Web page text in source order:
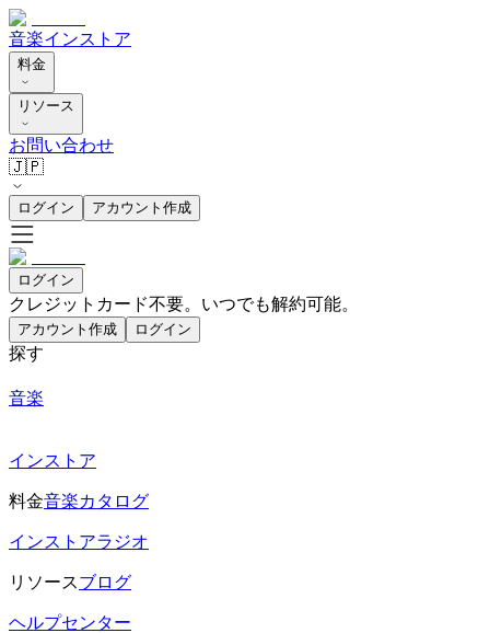
音楽インストア
料金
リソース
お問い合わせ
🇯🇵
ログイン アカウント作成
ログイン
クレジットカード不要。いつでも解約可能。
アカウント作成 ログイン
探す
音楽
インストア
料金音楽カタログ
インストアラジオ
リソースブログ
ヘルプセンター